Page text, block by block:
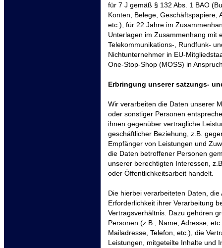
für 7 J gemäß § 132 Abs. 1 BAO
Konten, Belege, Geschäftspapiere,
etc.), für 22 Jahre im
Unterlagen im Zusammenhang mit
Telekommunikations-, Rundfunk-
Nichtunternehmer in EU-
One-Stop-Shop (MOSS) in
Erbringung unserer satzungs-
Wir verarbeiten die Daten unserer
oder sonstiger Personen
ihnen gegenüber vertragliche
geschäftlicher Beziehung, z.B.
Empfänger von Leistungen und
die Daten betroffener Personen
unserer berechtigten Interessen,
oder Öffentlichkeitsarbeit handelt.
Die hierbei verarbeiteten Daten,
Erforderlichkeit ihrer Verarbeitung
Vertragsverhältnis. Dazu gehören
Personen (z.B., Name, Adresse,
Mailadresse, Telefon, etc.), die
Leistungen, mitgeteilte Inhalte und